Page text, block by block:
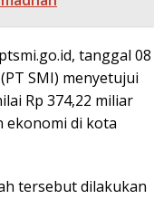
tanggal 08
SMI) menyetujui
Rp 374,22 miliar
ekonomi di kota
tersebut dilakukan